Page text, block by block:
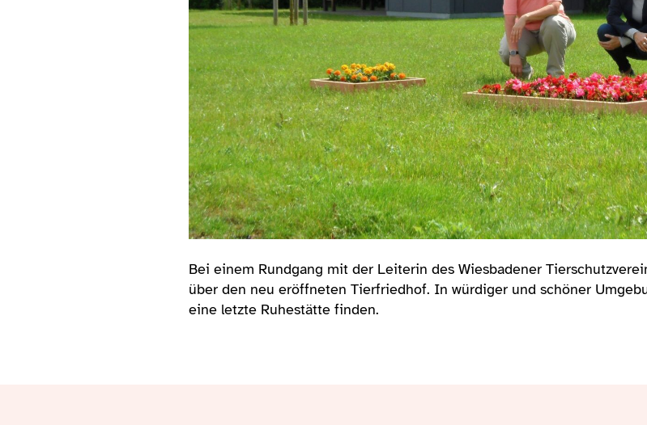
Bei einem Rundgang mit der Leiterin des Wiesbadener
über den neu eröffneten Tierfriedhof. In würdiger und schöner
eine letzte Ruhestätte finden.